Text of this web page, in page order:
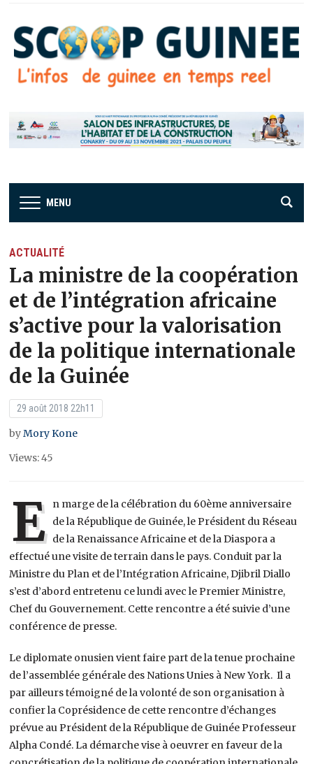
MENU
ACTUALITÉ
La ministre de la coopération
et de l’intégration africaine
s’active pour la valorisation
de la politique internationale
de la Guinée
29 août 2018 22h11
byMory Kone
Views: 45
E n marge de la célébration du 60ème anniversaire
de la République de Guinée, le Président du Réseau
de la Renaissance Africaine et de la Diaspora a
effectué une visite de terrain dans le pays. Conduit par la
Ministre du Plan et de l’Intégration Africaine, Djibril Diallo
s’est d’abord entretenu ce lundi avec le Premier Ministre,
Chef du Gouvernement. Cette rencontre a été suivie d’une
conférence de presse.
Le diplomate onusien vient faire part de la tenue prochaine
de l’assemblée générale des Nations Unies à New York. Il a
par ailleurs témoigné de la volonté de son organisation à
confier la Coprésidence de cette rencontre d’échanges
prévue au Président de la République de Guinée Professeur
Alpha Condé. La démarche vise à oeuvrer en faveur de la